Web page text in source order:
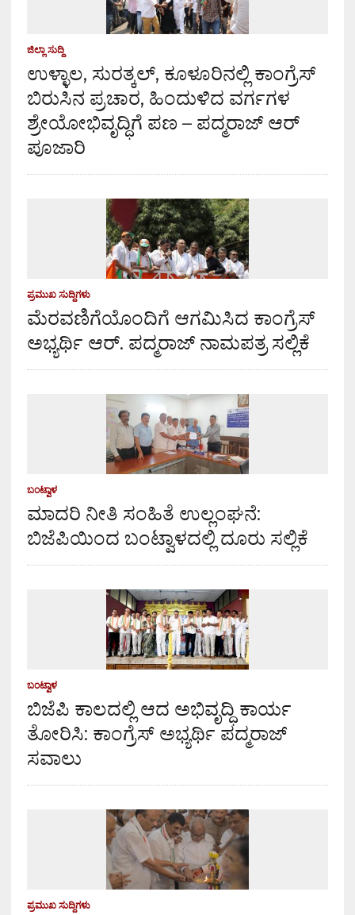
ಜಿಲ್ಲಾ ಸುದ್ದಿ
ಉಳ್ಳಾಲ, ಸುರತ್ಕಲ್, ಕೂಳೂರಿನಲ್ಲಿ ಕಾಂಗ್ರೆಸ್
ಬಿರುಸಿನ ಪ್ರಚಾರ, ಹಿಂದುಳಿದ ವರ್ಗಗಳ
ಶ್ರೇಯೋಭಿವೃದ್ಧಿಗೆ ಪಣ – ಪದ್ಮರಾಜ್ ಆರ್
ಪೂಜಾರಿ
ಪ್ರಮುಖ ಸುದ್ದಿಗಳು
ಮೆರವಣಿಗೆಯೊಂದಿಗೆ ಆಗಮಿಸಿದ ಕಾಂಗ್ರೆಸ್
ಅಭ್ಯರ್ಥಿ ಆರ್. ಪದ್ಮರಾಜ್ ನಾಮಪತ್ರ ಸಲ್ಲಿಕೆ
ಬಂಟ್ವಾಳ
ಮಾದರಿ ನೀತಿ ಸಂಹಿತೆ ಉಲ್ಲಂಘನೆ:
ಬಿಜೆಪಿಯಿಂದ ಬಂಟ್ವಾಳದಲ್ಲಿ ದೂರು ಸಲ್ಲಿಕೆ
ಬಂಟ್ವಾಳ
ಬಿಜೆಪಿ ಕಾಲದಲ್ಲಿ ಆದ ಅಭಿವೃದ್ಧಿ ಕಾರ್ಯ
ತೋರಿಸಿ: ಕಾಂಗ್ರೆಸ್ ಅಭ್ಯರ್ಥಿ ಪದ್ಮರಾಜ್
ಸವಾಲು
ಪ್ರಮುಖ ಸುದ್ದಿಗಳು